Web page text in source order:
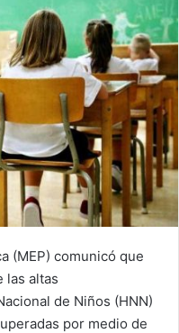
(MEP) comunicó que
las altas
de Niños (HNN)
por medio de